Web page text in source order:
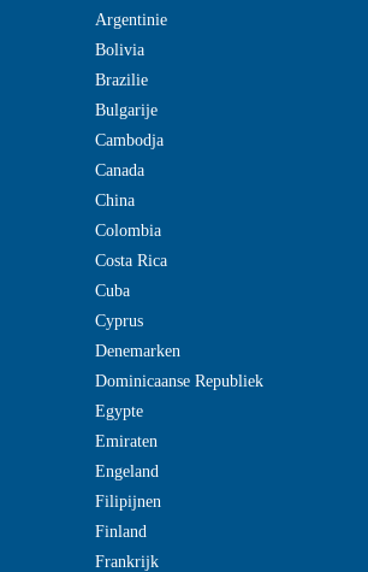
Argentinie
Bolivia
Brazilie
Bulgarije
Cambodja
Canada
China
Colombia
Costa Rica
Cuba
Cyprus
Denemarken
Dominicaanse Republiek
Egypte
Emiraten
Engeland
Filipijnen
Finland
Frankrijk